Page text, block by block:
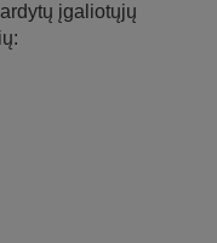
įgaliotųjų